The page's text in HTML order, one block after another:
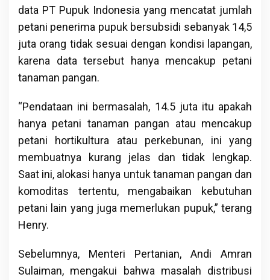
data PT Pupuk Indonesia yang mencatat jumlah
petani penerima pupuk bersubsidi sebanyak 14,5
juta orang tidak sesuai dengan kondisi lapangan,
karena data tersebut hanya mencakup petani
tanaman pangan.
“Pendataan ini bermasalah, 14.5 juta itu apakah
hanya petani tanaman pangan atau mencakup
petani hortikultura atau perkebunan, ini yang
membuatnya kurang jelas dan tidak lengkap.
Saat ini, alokasi hanya untuk tanaman pangan dan
komoditas tertentu, mengabaikan kebutuhan
petani lain yang juga memerlukan pupuk,” terang
Henry.
Sebelumnya, Menteri Pertanian, Andi Amran
Sulaiman, mengakui bahwa masalah distribusi